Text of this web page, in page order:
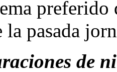
la pasada
de